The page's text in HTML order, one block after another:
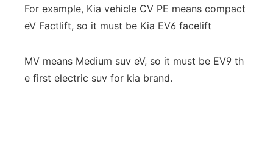
For example, Kia vehicle CV PE means compact
eV Factlift, so it must be Kia EV6 facelift
MV means Medium suv eV, so it must be EV9 th
e first electric suv for kia brand.